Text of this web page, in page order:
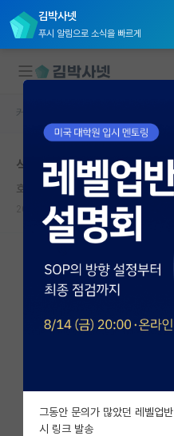
김박사넷
푸시 알림으로 소식을 빠르게
대학원생 모집
국내대학원 정보
연구실&오픈랩
커뮤니티
커뮤니티 홈
전체글보기
베스트 게시판
자유 게시판(아무개랩)
미국 유학 게시판
커뮤니티 홈
석사 디펜스 2주 앞뒀는데
호탕한 마리 퀴리
2026.05.18 18 9482
그동안 문의가 많았던 레벨업
시 링크 발송